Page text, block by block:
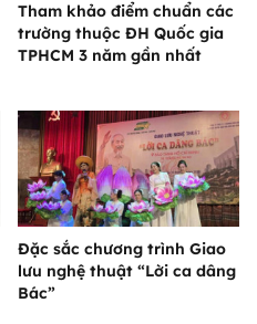
Tham khảo điểm chuẩn các
trường thuộc ĐH Quốc gia
TPHCM 3 năm gần nhất
Đặc sắc chương trình Giao
lưu nghệ thuật “Lời ca dâng
Bác”